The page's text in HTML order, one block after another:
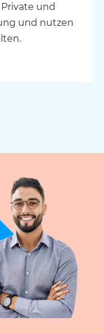
und
und nutzen